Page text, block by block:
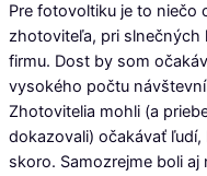
Pre fotovoltiku je to niečo
zhotoviteľa, pri slnečných
firmu. Dost by som
vysokého počtu
Zhotovitelia mohli (a
dokazovali) očakávať
skoro. Samozrejme boli aj